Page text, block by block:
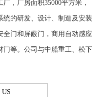
，厂房面积35000平方米，
统的研发、设计、制造及安装
全门和屏蔽门，商用自动感应
门等。公司与中船重工、松下